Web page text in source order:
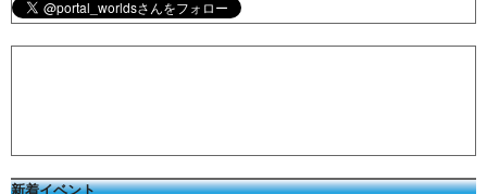
新着イベント